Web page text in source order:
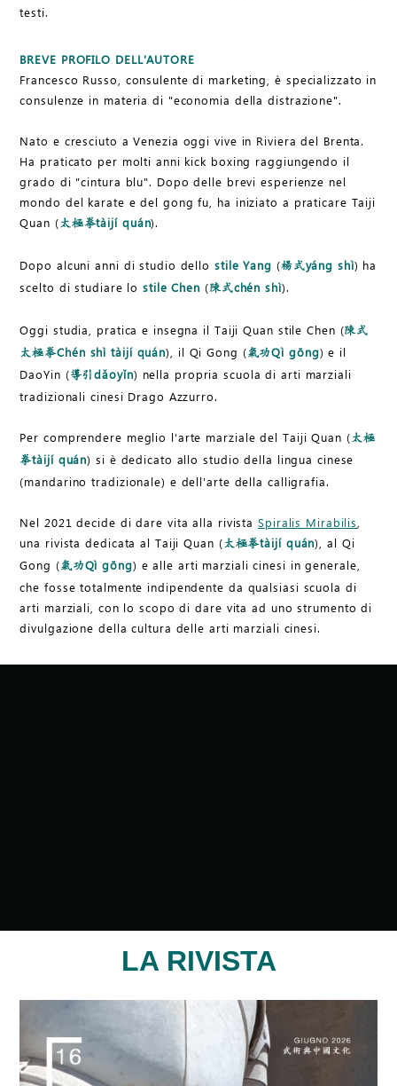
testi.
BREVE PROFILO DELL'AUTORE
Francesco Russo, consulente di marketing, è specializzato in
consulenze in materia di "economia della distrazione".
Nato e cresciuto a Venezia oggi vive in Riviera del Brenta.
Ha praticato per molti anni kick boxing raggiungendo il
grado di "cintura blu". Dopo delle brevi esperienze nel
mondo del karate e del gong fu, ha iniziato a praticare Taiji
Quan ( 太極拳tàijí quán).
Dopo alcuni anni di studio dello stile Yang (楊式yáng shì) ha
scelto di studiare lostile Chen (陳式chén shì).
Oggi studia, pratica e insegna il Taiji Quan stile Chen (陳式
太極拳Chén shì tàijí quán), il Qi Gong (氣功Qì gōng) e il
DaoYin (導引dǎoyǐn) nella propria scuola di arti marziali
tradizionali cinesi Drago Azzurro.
Per comprendere meglio l'arte marziale del Taiji Quan ( 太極
拳tàijí quán) si è dedicato allo studio della lingua cinese
(mandarino tradizionale) e dell'arte della calligrafia.
Nel 2021 decide di dare vita alla rivistaSpiralis Mirabilis
una rivista dedicata al Taiji Quan ( 太極拳tàijí quán), al Qi
Gong (氣功Qì gōng) e alle arti marziali cinesi in generale,
che fosse totalmente indipendente da qualsiasi scuola di
arti marziali, con lo scopo di dare vita ad uno strumento di
divulgazione della cultura delle arti marziali cinesi.
LA RIVISTA